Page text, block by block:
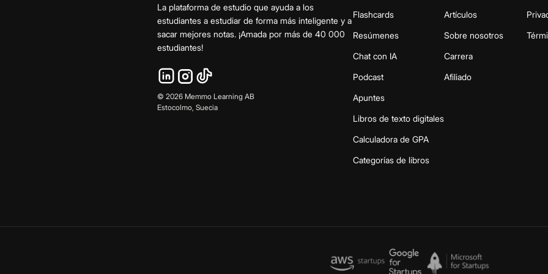
La plataforma de estudio que ayuda a los
estudiantes a estudiar de forma más inteligente y a
sacar mejores notas. ¡Amada por más de 40 000
estudiantes!
© 2026 Memmo Learning AB
Estocolmo, Suecia
Flashcards
Resúmenes
Chat con IA
Podcast
Apuntes
Libros de texto digitales
Calculadora de GPA
Categorías de libros
Artículos
Sobre nosotros
Carrera
Afiliado